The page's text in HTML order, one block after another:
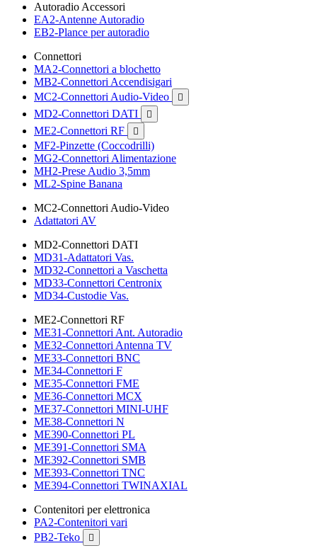
Autoradio Accessori
EA2-Antenne Autoradio
EB2-Plance per autoradio
Connettori
MA2-Connettori a blochetto
MB2-Connettori Accendisigari
MC2-Connettori Audio-Video

MD2-Connettori DATI 
ME2-Connettori RF 
MF2-Pinzette (Coccodrilli)
MG2-Connettori Alimentazione
MH2-Prese Audio 3,5mm
ML2-Spine Banana
MC2-Connettori Audio-Video
Adattatori AV
MD2-Connettori DATI
MD31-Adattatori Vas.
MD32-Connettori a Vaschetta
MD33-Connettori Centronix
MD34-Custodie Vas.
ME2-Connettori RF
ME31-Connettori Ant. Autoradio
ME32-Connettori Antenna TV
ME33-Connettori BNC
ME34-Connettori F
ME35-Connettori FME
ME36-Connettori MCX
ME37-Connettori MINI-UHF
ME38-Connettori N
ME390-Connettori PL
ME391-Connettori SMA
ME392-Connettori SMB
ME393-Connettori TNC
ME394-Connettori TWINAXIAL
Contenitori per elettronica
PA2-Contenitori vari
PB2-Teko
